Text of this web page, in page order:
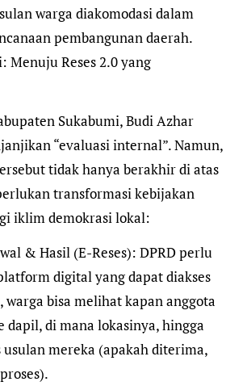
warga diakomodasi dalam
pembangunan daerah.
Menuju Reses 2.0 yang
Sukabumi, Budi Azhar
“evaluasi internal”. Namun,
tidak hanya berakhir di atas
transformasi kebijakan
iklim demokrasi lokal:
& Hasil (E-Reses): DPRD perlu
digital yang dapat diakses
warga bisa melihat kapan anggota
dapil, di mana lokasinya, hingga
usulan mereka (apakah diterima,